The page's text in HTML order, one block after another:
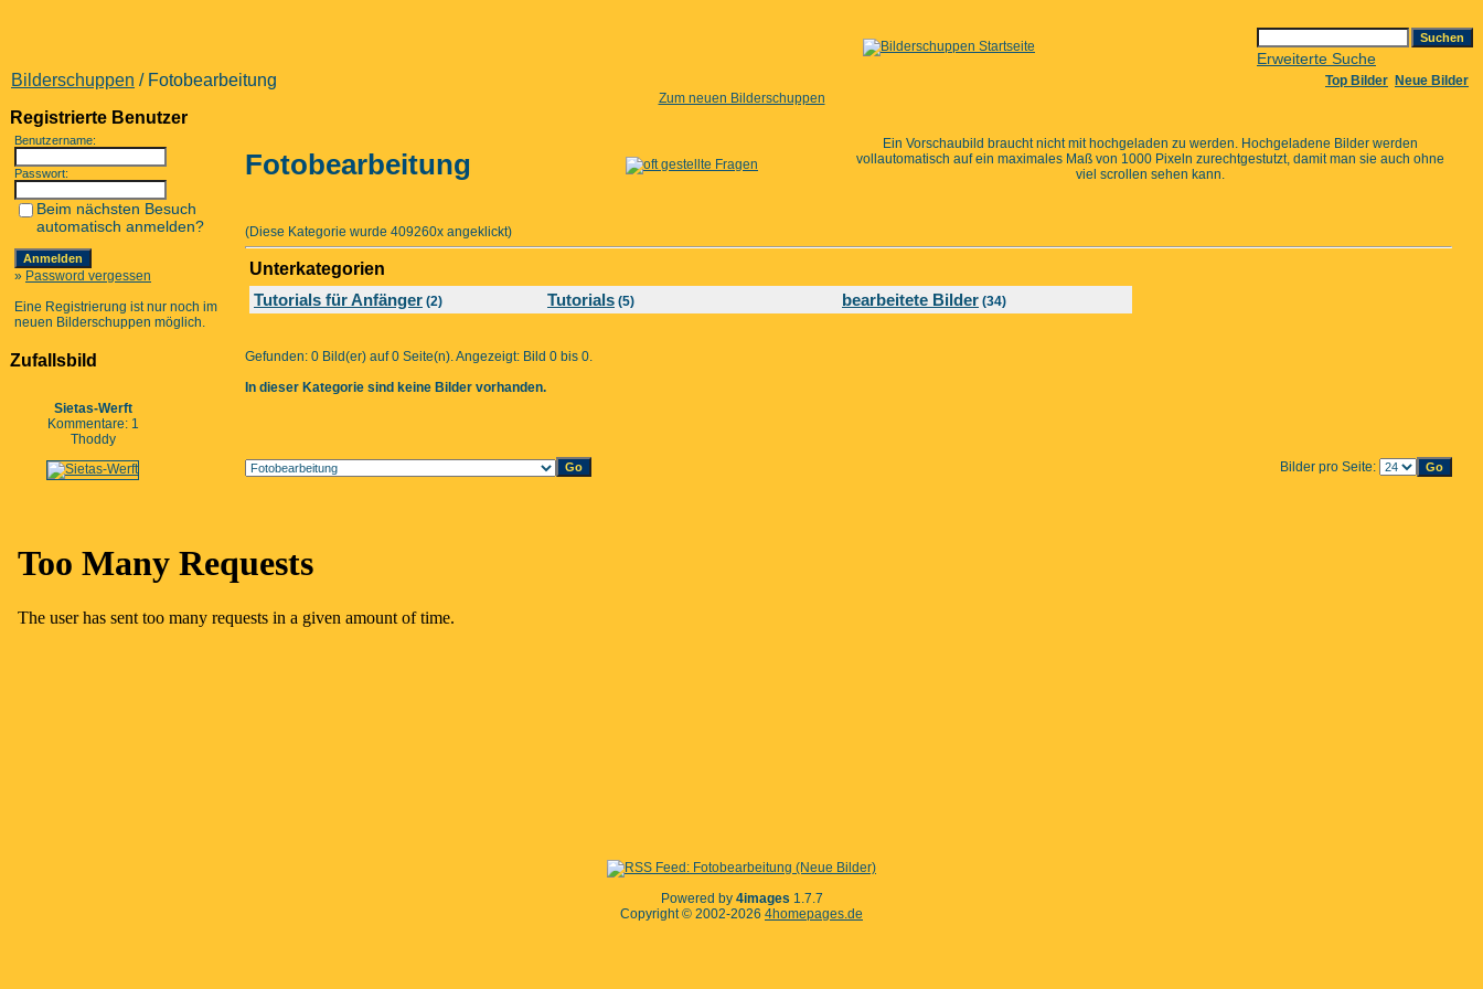
Erweiterte Suche
Bilderschuppen / Fotobearbeitung Top Bilder Neue Bilder
Zum neuen Bilderschuppen
Registrierte Benutzer
Benutzername:
Passwort:
Beim nächsten Besuch
automatisch anmelden?
» Password vergessen
Eine Registrierung ist nur noch im
neuen Bilderschuppen möglich.
Zufallsbild
Sietas-Werft
Kommentare: 1
Thoddy
Fotobearbeitung
Ein Vorschaubild braucht nicht mit hochgeladen zu werden. Hochgeladene Bilder werden
vollautomatisch auf ein maximales Maß von 1000 Pixeln zurechtgestutzt, damit man sie auch ohne
viel scrollen sehen kann.
(Diese Kategorie wurde 409260x angeklickt)
Unterkategorien
Tutorials für Anfänger (2) Tutorials (5) bearbeitete Bilder (34)
Gefunden: 0 Bild(er) auf 0 Seite(n). Angezeigt: Bild 0 bis 0.
In dieser Kategorie sind keine Bilder vorhanden.
Bilder pro Seite:
Powered by 4images 1.7.7
Copyright © 2002-2026 4homepages.de